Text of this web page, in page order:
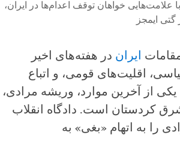
خواهان توقف اعدام‌ها در ایران،
ایران در هفته‌های اخیر
اقلیت‌های قومی، و اتباع
از آخرین موارد، وریشه مرادی،
کردستان است. دادگاه انقلاب
در روز ۱۰ نوامبر ۲۰۲۴، مرادی را به اتهام «بغی» به